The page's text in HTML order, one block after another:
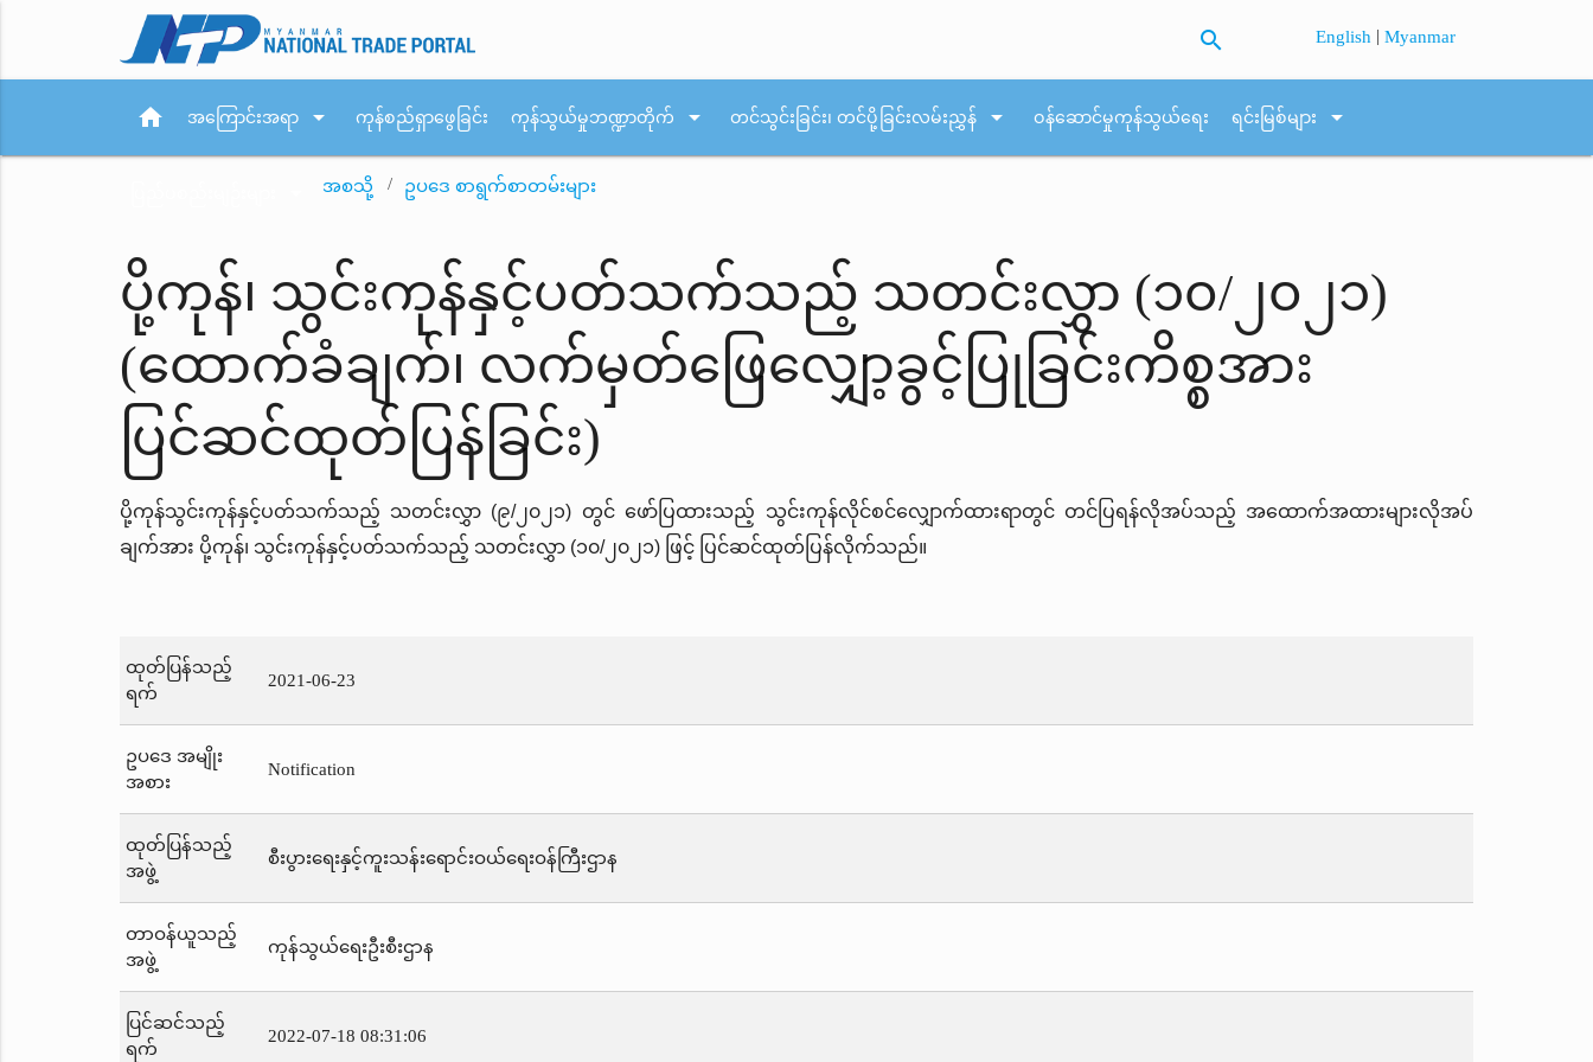
search English |Myanmar
home အကြောင်းအရာ arrow_drop_down ကုန်စည်ရှာဖွေခြင်း ကုန်သွယ်မှုဘဏ္ဍာတိုက် arrow_drop_down တင်သွင်းခြင်း၊ တင်ပို့ခြင်းလမ်းညွှန် arrow_drop_down ဝန်ဆောင်မှုကုန်သွယ်ရေး ရင်းမြစ်များ arrow_drop_down
အစသို့ ဥပဒေ စာရွက်စာတမ်းများ
ပို့ကုန်၊ သွင်းကုန်နှင့်ပတ်သက်သည့် သတင်းလွှာ (၁၀/၂၀၂၁)
(ထောက်ခံချက်၊ လက်မှတ်ဖြေလျှော့ခွင့်ပြုခြင်းကိစ္စအား
ပြင်ဆင်ထုတ်ပြန်ခြင်း)
ပို့ကုန်သွင်းကုန်နှင့်ပတ်သက်သည့် သတင်းလွှာ (၉/၂၀၂၁) တွင် ဖော်ပြထားသည့် သွင်းကုန်လိုင်စင်လျှောက်ထားရာတွင် တင်ပြရန်လိုအပ်သည့် အထောက်အထားများလိုအပ်
ချက်အား ပို့ကုန်၊ သွင်းကုန်နှင့်ပတ်သက်သည့် သတင်းလွှာ (၁၀/၂၀၂၁) ဖြင့် ပြင်ဆင်ထုတ်ပြန်လိုက်သည်။
ထုတ်ပြန်သည့်
ရက်
2021-06-23
ဥပဒေ အမျိုး
အစား
Notification
ထုတ်ပြန်သည့်
အဖွဲ့
စီးပွားရေးနှင့်ကူးသန်းရောင်းဝယ်ရေးဝန်ကြီးဌာန
တာဝန်ယူသည့်
အဖွဲ့
ကုန်သွယ်ရေးဦးစီးဌာန
ပြင်ဆင်သည့်
ရက်
2022-07-18 08:31:06